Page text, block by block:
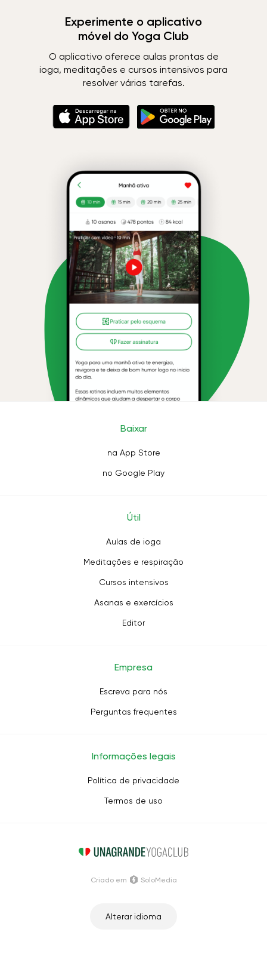
Experimente o aplicativo
móvel do Yoga Club
O aplicativo oferece aulas prontas de
ioga, meditações e cursos intensivos para
resolver várias tarefas.
Baixar
na App Store
no Google Play
Útil
Aulas de ioga
Meditações e respiração
Cursos intensivos
Asanas e exercícios
Editor
Empresa
Escreva para nós
Perguntas frequentes
Informações legais
Política de privacidade
Termos de uso
Alterar idioma
Criado em SoloMedia